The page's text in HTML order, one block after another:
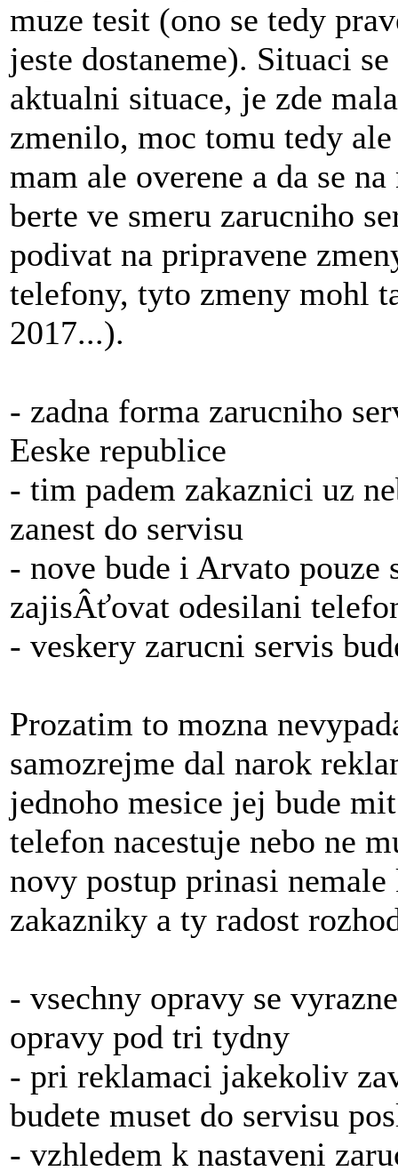
muze tesit (ono se tedy
jeste dostaneme). Situaci
aktualni situace, je zde
zmenilo, moc tomu tedy
mam ale overene a da se
berte ve smeru zarucniho
podivat na pripravene
telefony, tyto zmeny mohl
2017...).
- zadna forma zarucniho
Eeske republice
- tim padem zakaznici uz
zanest do servisu
- nove bude i Arvato pouze
zajisÂťovat odesilani
- veskery zarucni servis
Prozatim to mozna
samozrejme dal narok
jednoho mesice jej bude
telefon nacestuje nebo ne
novy postup prinasi
zakazniky a ty radost
- vsechny opravy se
opravy pod tri tydny
- pri reklamaci jakekoliv
budete muset do servisu
- vzhledem k nastaveni